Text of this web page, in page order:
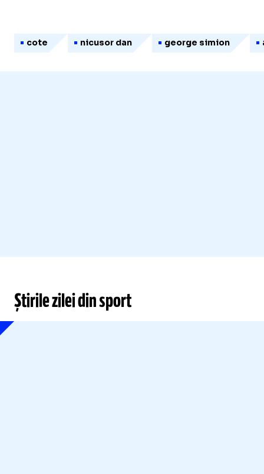
cote nicusor dan george simion
Știrile zilei din sport